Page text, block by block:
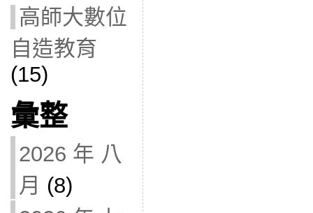
高師大數位
自造教育
(15)
彙整
2026 年 八
月 (8)